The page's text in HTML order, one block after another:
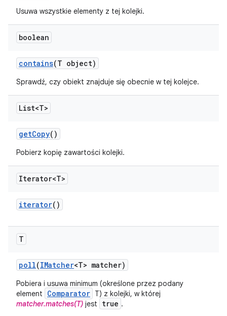
Usuwa wszystkie elementy z tej kolejki.
boolean
contains(T object)
Sprawdź, czy obiekt znajduje się obecnie w tej kolejce.
List<T>
getCopy()
Pobierz kopię zawartości kolejki.
Iterator<T>
iterator()
T
poll(IMatcher<T> matcher)
Pobiera i usuwa minimum (określone przez podany
element
Comparator T) z kolejki, w której
matcher.matches(T) jest true .